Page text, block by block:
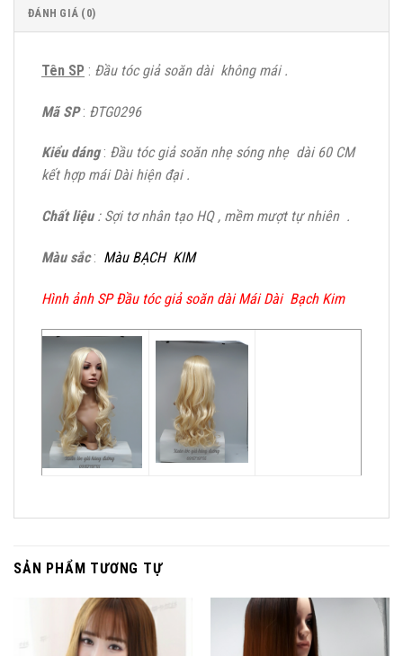
ĐÁNH GIÁ (0)
Tên SP : Đầu tóc giả soăn dài không mái .
Mã SP: ĐTG0296
Kiểu dáng: Đầu tóc giả soăn nhẹ sóng nhẹ dài 60 CM
kết hợp mái Dài hiện đại .
Chất liệu: Sợi tơ nhân tạo HQ , mềm mượt tự nhiên .
Màu sắc: Màu BẠCH KIM
Hình ảnh SP Đầu tóc giả soăn dài Mái Dài Bạch Kim
SẢN PHẨM TƯƠNG TỰ